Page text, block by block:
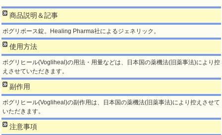
商品説明＆記事
ボグリボース錠。Healing Pharma社によるジェネリック。
使用方法
ボグリヒール(Vogliheal)の用法・用量などは、日本国の薬機法(旧薬事法)により控
えさせていただきます。
副作用
ボグリヒール(Vogliheal)の副作用は、日本国の薬機法(旧薬事法)により控えさせて
いただきます。
注意事項